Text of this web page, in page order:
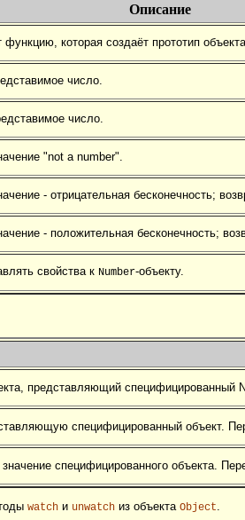
Описание
которая создаёт прототип
число.
число.
"not a number".
- отрицательная бесконечность;
- положительная бесконечность;
свойства к Number-объекту.
представляющий специфицированный
специфицированный объект.
специфицированного объекта.
watch и unwatch из объекта Object.